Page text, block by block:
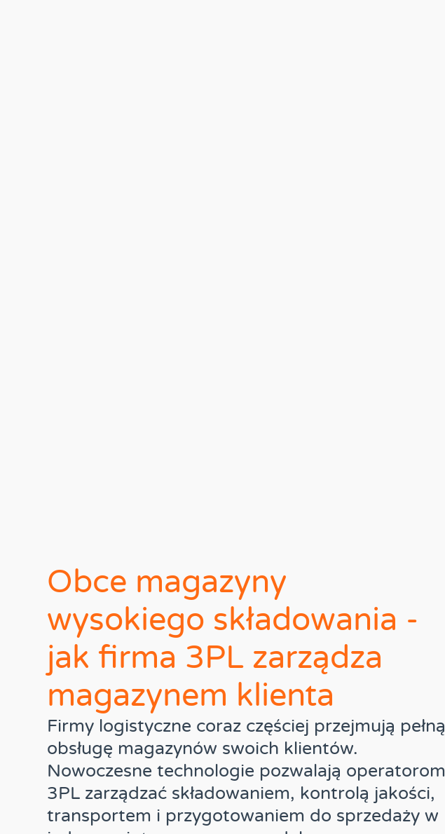
Obce magazyny
wysokiego składowania -
jak firma 3PL zarządza
magazynem klienta
Firmy logistyczne coraz częściej przejmują pełną
obsługę magazynów swoich klientów.
Nowoczesne technologie pozwalają operatorom
3PL zarządzać składowaniem, kontrolą jakości,
transportem i przygotowaniem do sprzedaży w